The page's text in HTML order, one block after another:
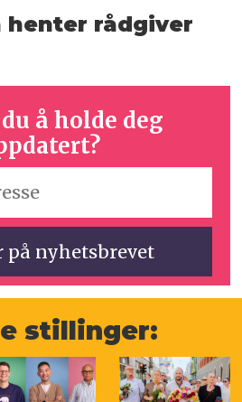
henter rådgiver
å holde deg
stillinger: